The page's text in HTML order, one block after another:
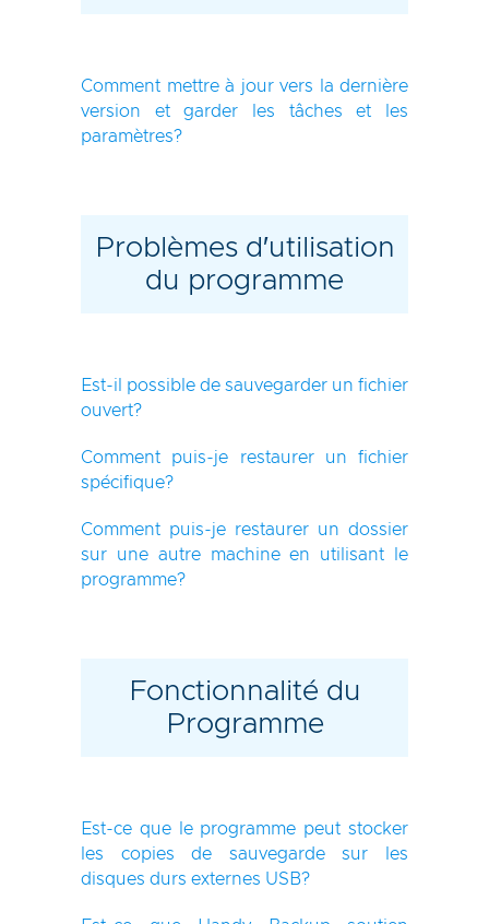
Comment mettre à jour vers la dernière
version et garder les tâches et les
paramètres?
Problèmes d′utilisation
du programme
Est-il possible de sauvegarder un fichier
ouvert?
Comment puis-je restaurer un fichier
spécifique?
Comment puis-je restaurer un dossier
sur une autre machine en utilisant le
programme?
Fonctionnalité du
Programme
Est-ce que le programme peut stocker
les copies de sauvegarde sur les
disques durs externes USB?